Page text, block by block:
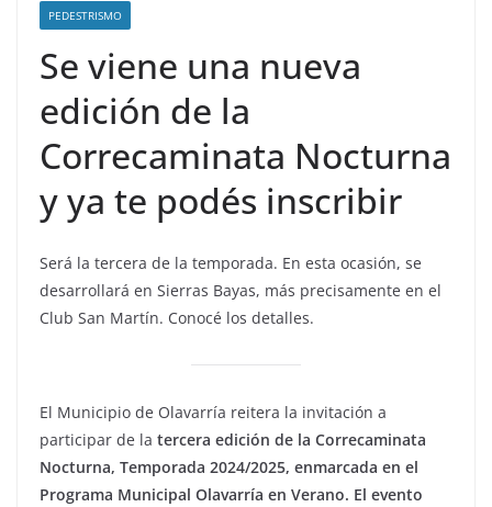
PEDESTRISMO
Se viene una nueva
edición de la
Correcaminata Nocturna
y ya te podés inscribir
Será la tercera de la temporada. En esta ocasión, se
desarrollará en Sierras Bayas, más precisamente en el
Club San Martín. Conocé los detalles.
El Municipio de Olavarría reitera la invitación a
participar de la tercera edición de la Correcaminata
Nocturna, Temporada 2024/2025, enmarcada en el
Programa Municipal Olavarría en Verano. El evento